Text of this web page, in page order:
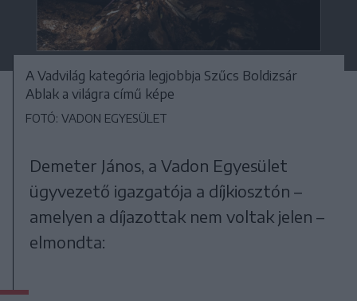
A Vadvilág kategória legjobbja Szűcs Boldizsár
Ablak a világra című képe
FOTÓ: VADON EGYESÜLET
Demeter János, a Vadon Egyesület
ügyvezető igazgatója a díjkiosztón –
amelyen a díjazottak nem voltak jelen –
elmondta: